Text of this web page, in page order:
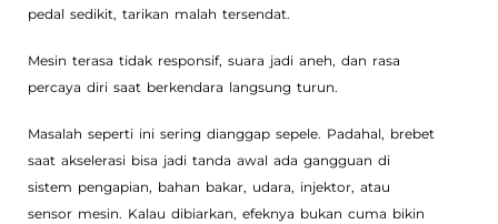
pedal sedikit, tarikan malah tersendat.
Mesin terasa tidak responsif, suara jadi aneh, dan rasa
percaya diri saat berkendara langsung turun.
Masalah seperti ini sering dianggap sepele. Padahal, brebet
saat akselerasi bisa jadi tanda awal ada gangguan di
sistem pengapian, bahan bakar, udara, injektor, atau
sensor mesin. Kalau dibiarkan, efeknya bukan cuma bikin